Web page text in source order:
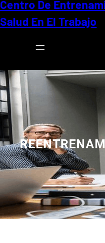
Centro De
Salud En El Trabajo